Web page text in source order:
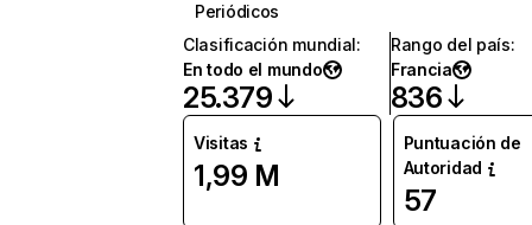
Periódicos
Clasificación mundial:
En todo el mundo
25.379
Rango del país:
Francia
836
Visitas
1,99 M
Puntuación de
Autoridad
57